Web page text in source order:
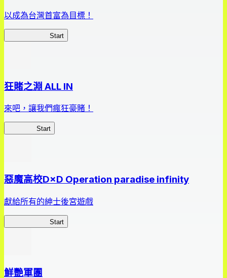
以成為台灣首富為目標！
Start
狂賭之淵 ALL IN
來吧，讓我們瘋狂豪賭！
Start
惡魔高校D×D Operation paradise infinity
獻給所有的紳士後宮遊戲
Start
鮮艷軍團